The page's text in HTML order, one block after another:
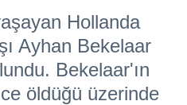
Hollanda
Ayhan Bekelaar
Bekelaar'ın
öldüğü üzerinde